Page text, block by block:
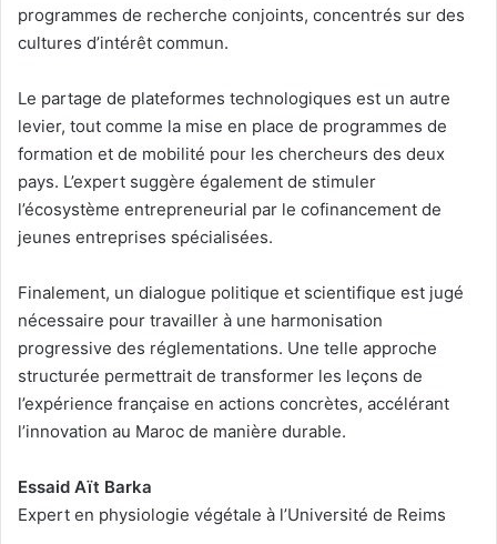
programmes de recherche conjoints, concentrés sur des
cultures d’intérêt commun.
Le partage de plateformes technologiques est un autre
levier, tout comme la mise en place de programmes de
formation et de mobilité pour les chercheurs des deux
pays. L’expert suggère également de stimuler
l’écosystème entrepreneurial par le cofinancement de
jeunes entreprises spécialisées.
Finalement, un dialogue politique et scientifique est jugé
nécessaire pour travailler à une harmonisation
progressive des réglementations. Une telle approche
structurée permettrait de transformer les leçons de
l’expérience française en actions concrètes, accélérant
l’innovation au Maroc de manière durable.
Essaid Aït Barka
Expert en physiologie végétale à l’Université de Reims